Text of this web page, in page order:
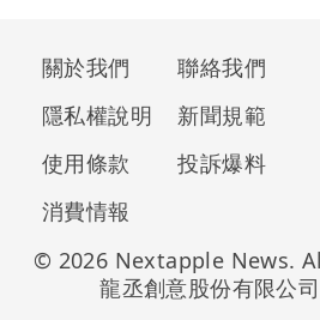
關於我們
聯絡我們
隱私權說明
新聞規範
使用條款
投訴爆料
消費情報
© 2026 Nextapple News.
龍丞創意股份有限公